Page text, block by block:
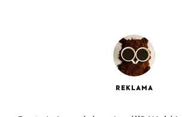
REKLAMA